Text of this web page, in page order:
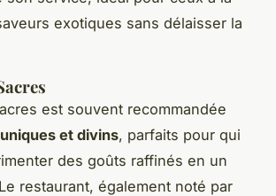
exotiques sans délaisser la
est souvent recommandée
et divins, parfaits pour qui
des goûts raffinés en un
restaurant, également noté par